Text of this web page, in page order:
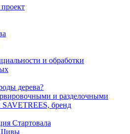
и обработки
дерева?
и разделочными
SAVETREES, бренд
Стартовала
Шивы